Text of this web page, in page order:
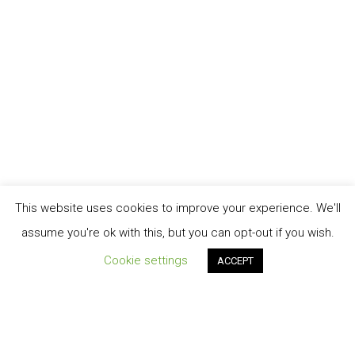
This website uses cookies to improve your experience. We'll
assume you're ok with this, but you can opt-out if you wish.
Cookie settings
ACCEPT